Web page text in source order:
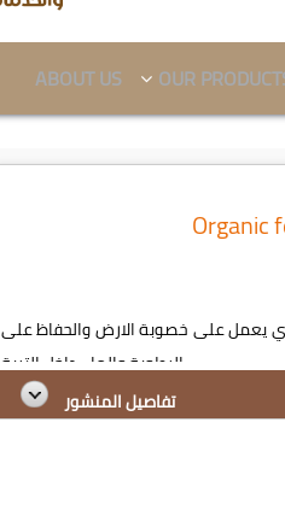
ABOUT US OUR
Organic
يعمل على خصوبة الارض والحفاظ على
الرطوبة والماء داخل التربة...
تفاصيل المنشور